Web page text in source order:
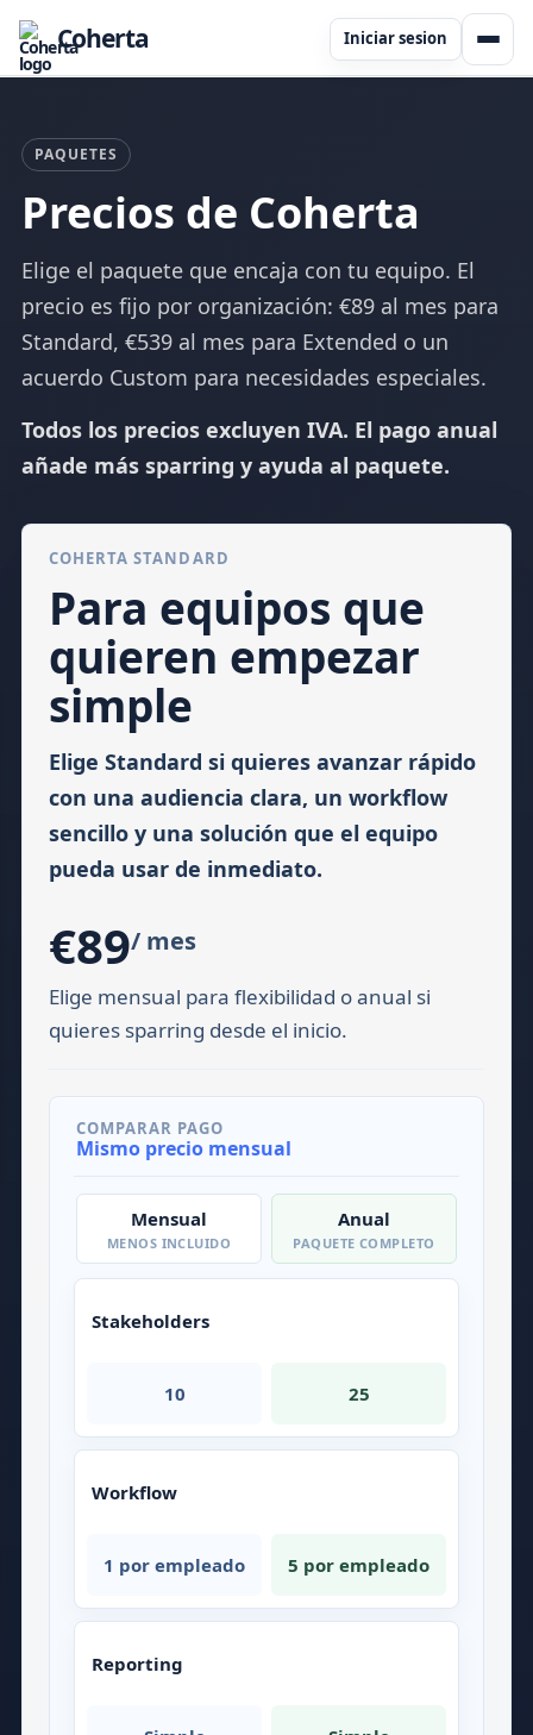
Coherta Iniciar sesion
PAQUETES
Precios de Coherta
Elige el paquete que encaja con tu equipo. El
precio es fijo por organización: €89 al mes para
Standard, €539 al mes para Extended o un
acuerdo Custom para necesidades especiales.
Todos los precios excluyen IVA. El pago anual
añade más sparring y ayuda al paquete.
COHERTA STANDARD
Para equipos que
quieren empezar
simple
Elige Standard si quieres avanzar rápido
con una audiencia clara, un workflow
sencillo y una solución que el equipo
pueda usar de inmediato.
€89/ mes
Elige mensual para flexibilidad o anual si
quieres sparring desde el inicio.
COMPARAR PAGO
Mismo precio mensual
Mensual
MENOS INCLUIDO
Anual
PAQUETE COMPLETO
Stakeholders
10 25
Workflow
1 por empleado 5 por empleado
Reporting